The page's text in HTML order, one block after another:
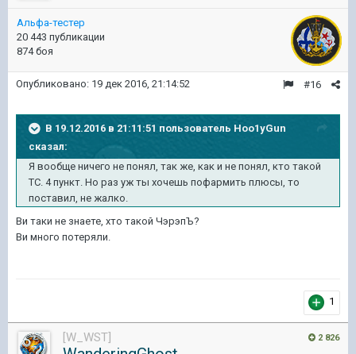
Альфа-тестер
20 443 публикации
874 боя
#16
Опубликовано: 19 дек 2016, 21:14:52
В 19.12.2016 в 21:11:51 пользователь Hoo1yGun
сказал:
Я вообще ничего не понял, так же, как и не понял, кто такой
ТС. 4 пункт. Но раз уж ты хочешь пофармить плюсы, то
поставил, не жалко.
Ви таки не знаете, хто такой ЧэрэпЪ?
Ви много потеряли.
1
2 826
[W_WST]